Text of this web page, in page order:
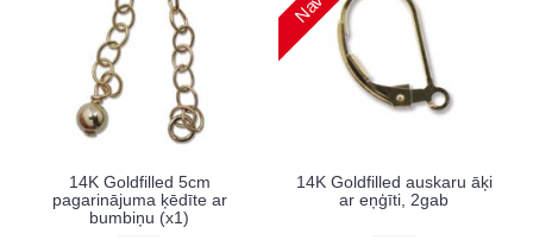
14K Goldfilled 5cm
pagarinājuma ķēdīte ar
bumbiņu (x1)
14K Goldfilled auskaru āķi
ar eņģīti, 2gab